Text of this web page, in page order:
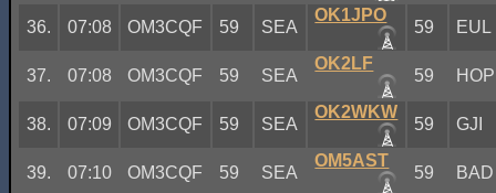
36. 07:08 OM3CQF 59 SEA
OK1JPO
59 EUL
37. 07:08 OM3CQF 59 SEA
OK2LF
59 HOP
38. 07:09 OM3CQF 59 SEA
OK2WKW
59 GJI
39. 07:10 OM3CQF 59 SEA
OM5AST
59 BAD